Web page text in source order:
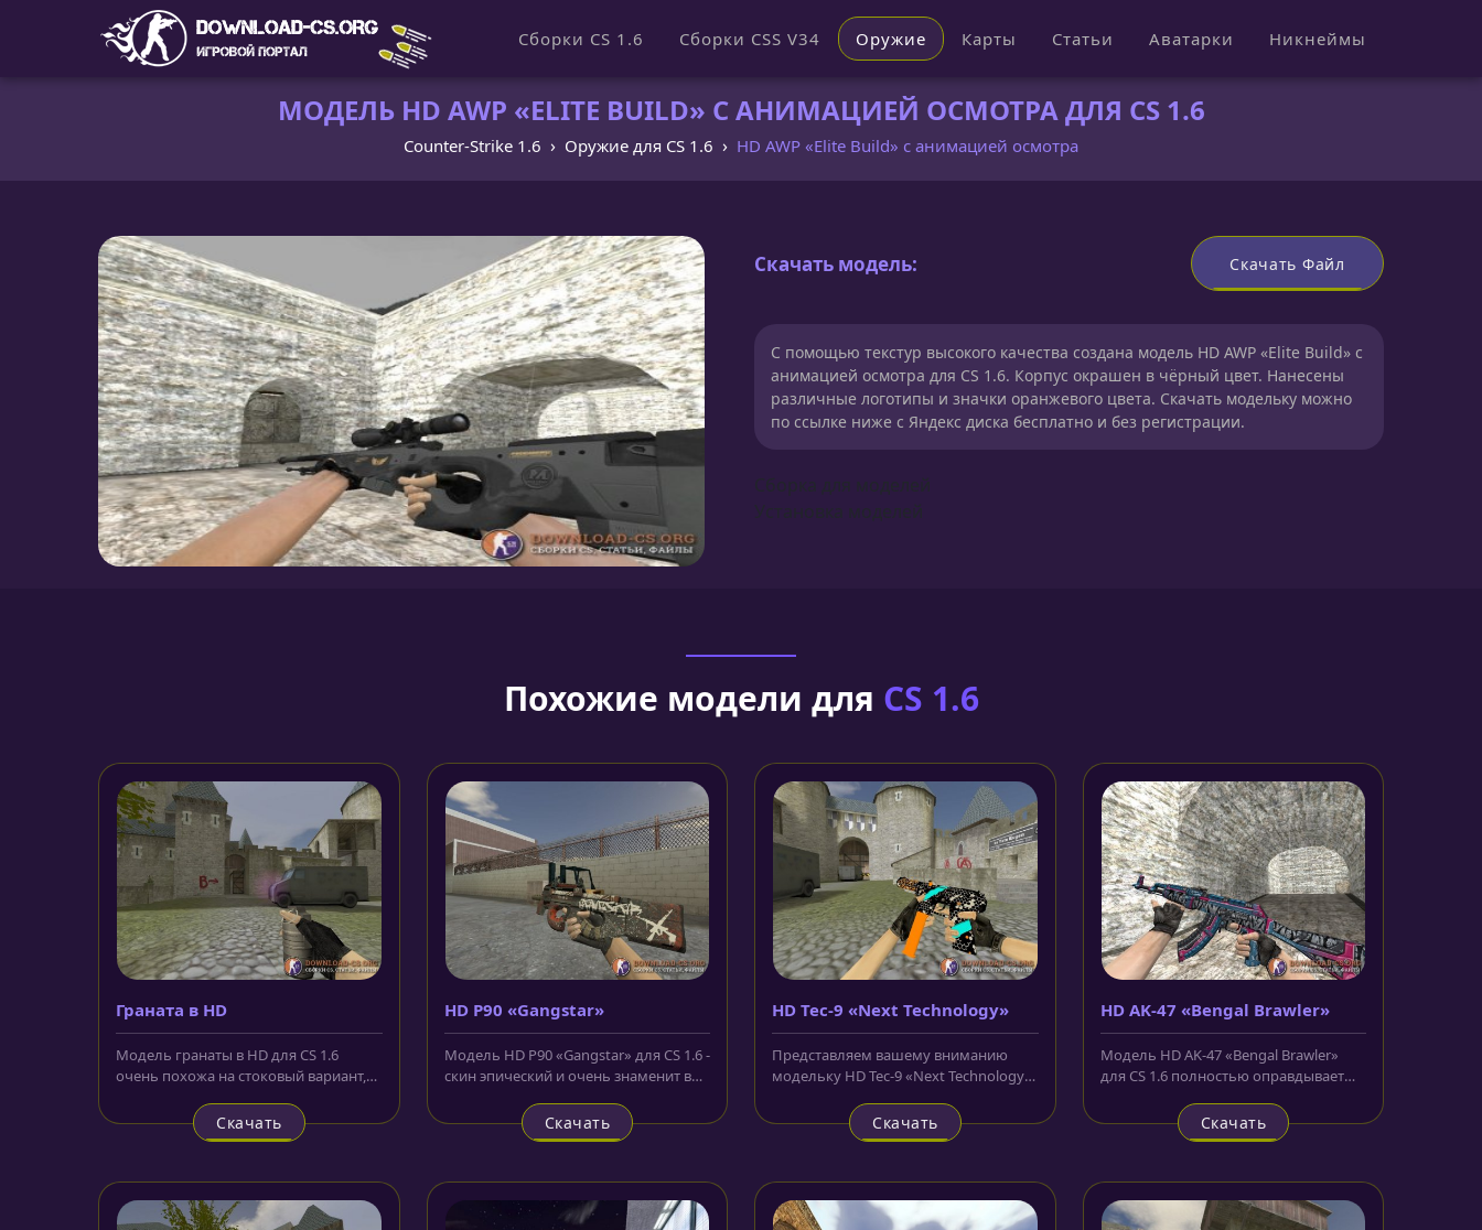
Сборки CS 1.6 Сборки CSS V34 Оружие Карты Статьи Аватарки Никнеймы
МОДЕЛЬ HD AWP «ELITE BUILD» С АНИМАЦИЕЙ ОСМОТРА ДЛЯ CS 1.6
Counter-Strike 1.6 Оружие для CS 1.6 HD AWP «Elite Build» с анимацией осмотра
Скачать модель: Скачать Файл
С помощью текстур высокого качества создана модель HD AWP «Elite Build» с
анимацией осмотра для CS 1.6. Корпус окрашен в чёрный цвет. Нанесены
различные логотипы и значки оранжевого цвета. Скачать модельку можно
по ссылке ниже с Яндекс диска бесплатно и без регистрации.
Похожие модели для CS 1.6
Граната в HD
Модель гранаты в HD для CS 1.6
очень похожа на стоковый вариант,
и...
Скачать
HD P90 «Gangstar»
Модель HD P90 «Gangstar» для CS 1.6 -
скин эпический и очень знаменит в
Скачать
HD Tec-9 «Next Technology»
Представляем вашему вниманию
модельку HD Tec-9 «Next Technology»
Скачать
HD AK-47 «Bengal Brawler»
Модель HD AK-47 «Bengal Brawler»
для CS 1.6 полностью оправдывает
Скачать